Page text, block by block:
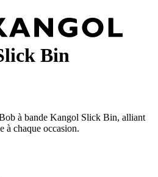
Bin
à bande Kangol Slick Bin, alliant
à chaque occasion.